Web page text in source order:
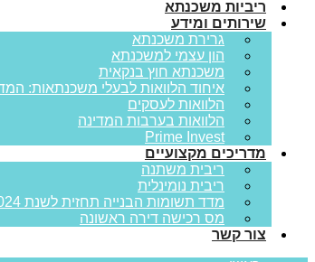
ריביות משכנתא
שירותים ומידע
גרירת משכנתא
הון עצמי למשכנתא
משכנתא חוץ בנקאית
איחוד הלוואות לבעלי משכנתאות:
הלוואות לעסקים
הלוואות בערבות המדינה
Prime Invest
מדריכים מקצועיים
ריבית משתנה
ריבית נומינלית
מדד תשומות הבנייה תחזית לשנת 2024
מס רכישה דירה ראשונה
צור קשר